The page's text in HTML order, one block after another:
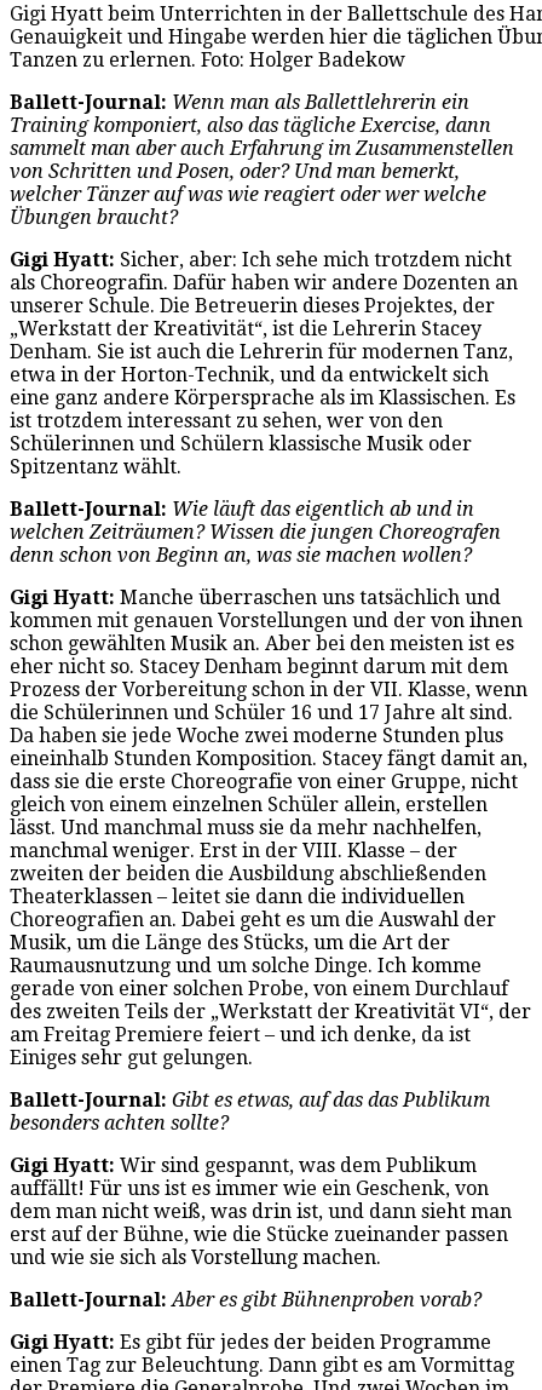
Gigi Hyatt beim Unterrichten in der Ballettschule des
Genauigkeit und Hingabe werden hier die täglichen
Tanzen zu erlernen. Foto: Holger Badekow
Ballett-Journal: Wenn man als Ballettlehrerin ein
Training komponiert, also das tägliche Exercise, dann
sammelt man aber auch Erfahrung im Zusammenstellen
von Schritten und Posen, oder? Und man bemerkt,
welcher Tänzer auf was wie reagiert oder wer welche
Übungen braucht?
Gigi Hyatt: Sicher, aber: Ich sehe mich trotzdem nicht
als Choreografin. Dafür haben wir andere Dozenten an
unserer Schule. Die Betreuerin dieses Projektes, der
„Werkstatt der Kreativität“, ist die Lehrerin Stacey
Denham. Sie ist auch die Lehrerin für modernen Tanz,
etwa in der Horton-Technik, und da entwickelt sich
eine ganz andere Körpersprache als im Klassischen. Es
ist trotzdem interessant zu sehen, wer von den
Schülerinnen und Schülern klassische Musik oder
Spitzentanz wählt.
Ballett-Journal: Wie läuft das eigentlich ab und in
welchen Zeiträumen? Wissen die jungen Choreografen
denn schon von Beginn an, was sie machen wollen?
Gigi Hyatt: Manche überraschen uns tatsächlich und
kommen mit genauen Vorstellungen und der von ihnen
schon gewählten Musik an. Aber bei den meisten ist es
eher nicht so. Stacey Denham beginnt darum mit dem
Prozess der Vorbereitung schon in der VII. Klasse, wenn
die Schülerinnen und Schüler 16 und 17 Jahre alt sind.
Da haben sie jede Woche zwei moderne Stunden plus
eineinhalb Stunden Komposition. Stacey fängt damit an,
dass sie die erste Choreografie von einer Gruppe, nicht
gleich von einem einzelnen Schüler allein, erstellen
lässt. Und manchmal muss sie da mehr nachhelfen,
manchmal weniger. Erst in der VIII. Klasse – der
zweiten der beiden die Ausbildung abschließenden
Theaterklassen – leitet sie dann die individuellen
Choreografien an. Dabei geht es um die Auswahl der
Musik, um die Länge des Stücks, um die Art der
Raumausnutzung und um solche Dinge. Ich komme
gerade von einer solchen Probe, von einem Durchlauf
des zweiten Teils der „Werkstatt der Kreativität VI“, der
am Freitag Premiere feiert – und ich denke, da ist
Einiges sehr gut gelungen.
Ballett-Journal: Gibt es etwas, auf das das Publikum
besonders achten sollte?
Gigi Hyatt: Wir sind gespannt, was dem Publikum
auffällt! Für uns ist es immer wie ein Geschenk, von
dem man nicht weiß, was drin ist, und dann sieht man
erst auf der Bühne, wie die Stücke zueinander passen
und wie sie sich als Vorstellung machen.
Ballett-Journal: Aber es gibt Bühnenproben vorab?
Gigi Hyatt: Es gibt für jedes der beiden Programme
einen Tag zur Beleuchtung. Dann gibt es am Vormittag